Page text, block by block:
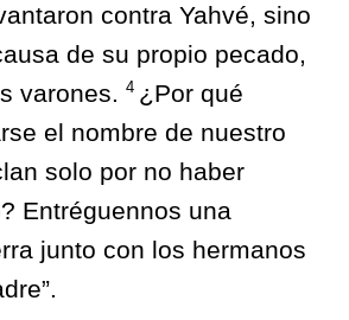
contra Yahvé, sino
de su propio pecado,
varones. 4 ¿Por qué
el nombre de nuestro
solo por no haber
Entréguennos una
junto con los hermanos